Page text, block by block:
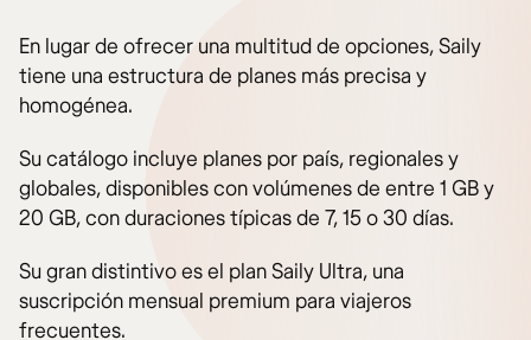
En lugar de ofrecer una multitud de opciones, Saily
tiene una estructura de planes más precisa y
homogénea.
Su catálogo incluye planes por país, regionales y
globales, disponibles con volúmenes de entre 1 GB y
20 GB, con duraciones típicas de 7, 15 o 30 días.
Su gran distintivo es el plan Saily Ultra, una
suscripción mensual premium para viajeros
frecuentes.